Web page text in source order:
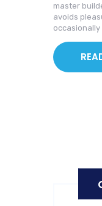
master
avoids